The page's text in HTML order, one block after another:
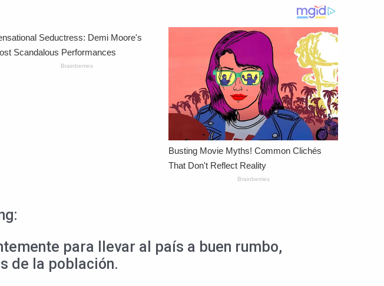
para llevar al país a buen rumbo,
de la población.